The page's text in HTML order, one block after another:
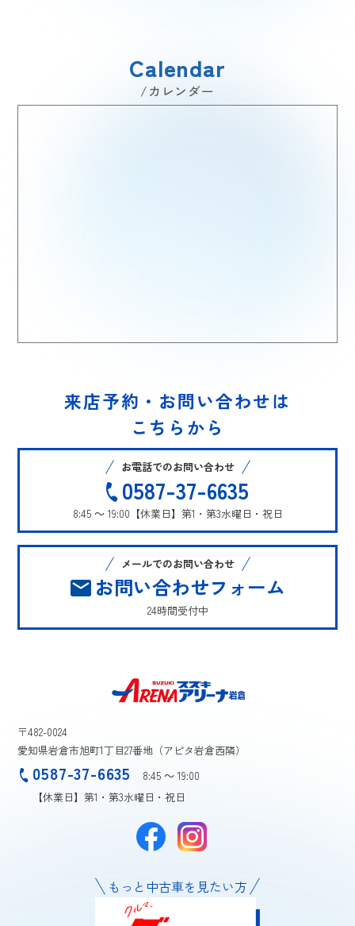
Calendar
/カレンダー
来店予約・お問い合わせは
こちらから
お電話でのお問い合わせ
0587-37-6635
8:45 ～ 19:00 【休業日】第1・第3水曜日・祝日
メールでのお問い合わせ
お問い合わせフォーム
24時間受付中
〒482-0024
愛知県岩倉市旭町1丁目27番地（アピタ岩倉西隣）
0587-37-6635
8:45 ～ 19:00
【休業日】第1・第3水曜日・祝日
もっと中古車を見たい方